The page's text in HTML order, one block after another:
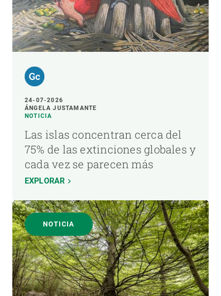
24-07-2026
ÁNGELA JUSTAMANTE
NOTICIA
Las islas concentran cerca del
75% de las extinciones globales y
cada vez se parecen más
EXPLORAR
NOTICIA